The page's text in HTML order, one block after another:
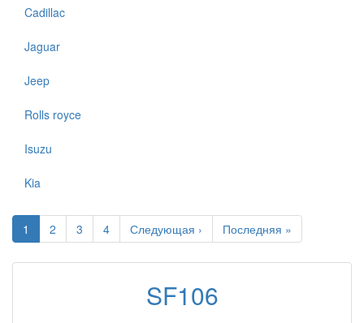
Cadillac
Jaguar
Jeep
Rolls royce
Isuzu
Kia
1 2 3 4 Следующая › Последняя »
SF106